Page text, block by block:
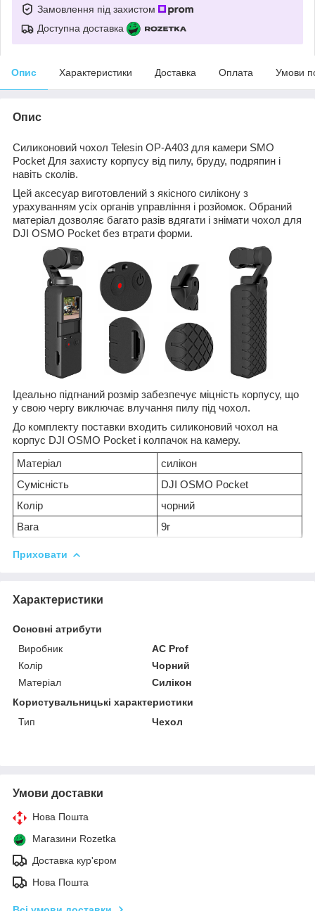
Замовлення під захистом
Доступна доставка
Опис Характеристики Доставка Оплата Умови
Опис
Силиконовий чохол Telesin OP-A403 для камери SMO
Pocket Для захисту корпусу від пилу, бруду, подряпин і
навіть сколів.
Цей аксесуар виготовлений з якісного силікону з
урахуванням усіх органів управління і розйомок. Обраний
матеріал дозволяє багато разів вдягати і знімати чохол для
DJI OSMO Pocket без втрати форми.
Ідеально підгнаний розмір забезпечує міцність корпусу, що
у свою чергу виключає влучання пилу під чохол.
До комплекту поставки входить силиконовий чохол на
корпус DJI OSMO Pocket і колпачок на камеру.
Матеріал
силікон
Сумісність
DJI OSMO Pocket
Колір
чорний
Вага
9г
Приховати
Характеристики
Основні атрибути
Виробник
AC Prof
Колір
Чорний
Матеріал
Силікон
Користувальницькі характеристики
Тип
Чехол
Умови доставки
Нова Пошта
Магазини Rozetka
Доставка кур'єром
Нова Пошта